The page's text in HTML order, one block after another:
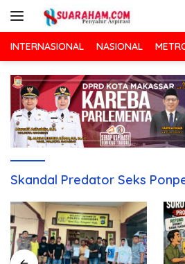
INTERNASIONAL NASIONAL
Skandal Predator Seks